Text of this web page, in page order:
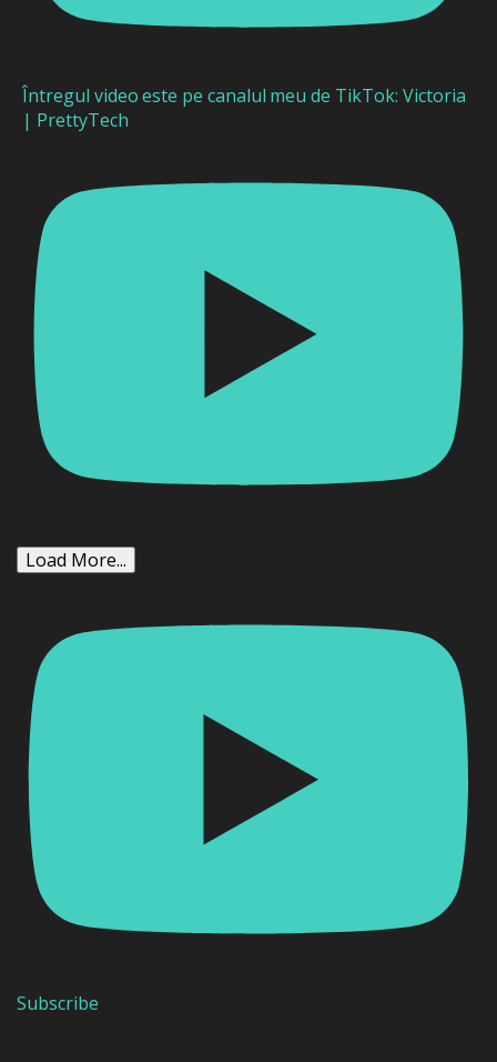
Întregul video este pe canalul meu de TikTok: Victoria
| PrettyTech
Load More...
Subscribe